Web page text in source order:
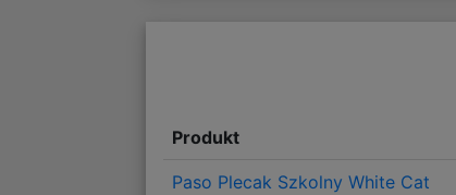
Produkt
Paso Plecak Szkolny White Cat